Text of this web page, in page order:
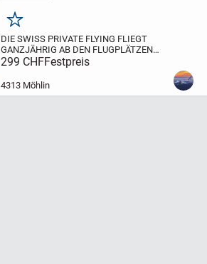
Merken
DIE SWISS PRIVATE FLYING FLIEGT
GANZJÄHRIG AB DEN FLUGPLÄTZEN
BIRRFELD, TRIENGEN, BUOCHS UND
GRENCHEN NACH LUGANO UND
LOCARNO.ES STEHEN VERSCHIEDE
FLUGZEUGTYPEN ZUR VERFÜGUNG. DIE
299 CHFFestpreis
4313 Möhlin